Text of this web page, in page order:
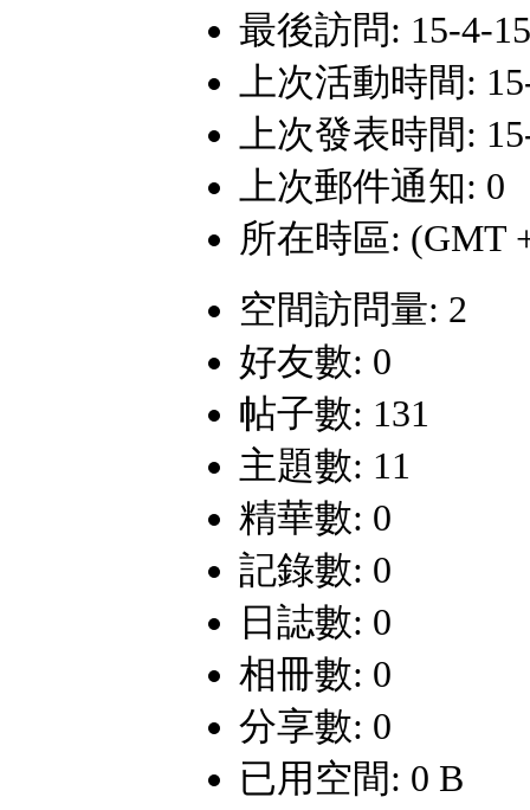
最後訪問: 15-4-
上次活動時間:
上次發表時間:
上次郵件通知: 0
所在時區: (GMT
空間訪問量: 2
好友數: 0
帖子數: 131
主題數: 11
精華數: 0
記錄數: 0
日誌數: 0
相冊數: 0
分享數: 0
已用空間: 0 B